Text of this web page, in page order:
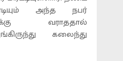
அந்த நபர்
வராததால்
கலைந்து